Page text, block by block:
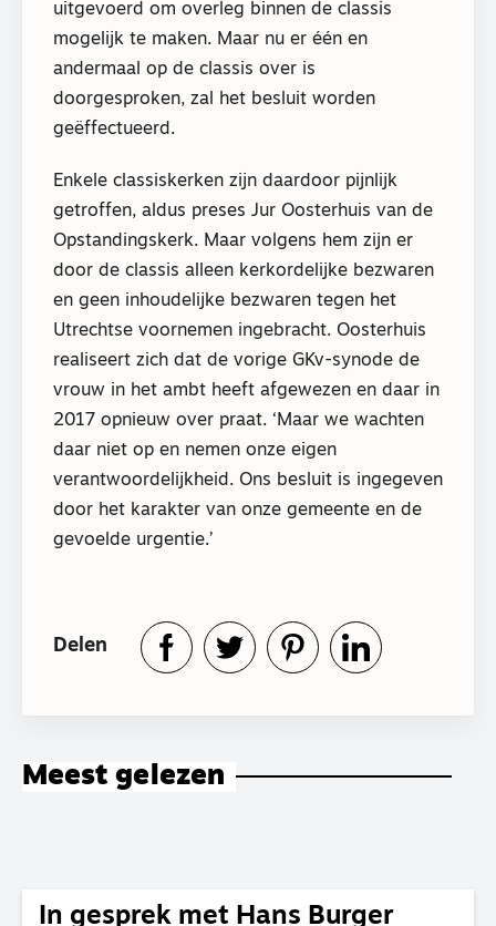
uitgevoerd om overleg binnen de classis
mogelijk te maken. Maar nu er één en
andermaal op de classis over is
doorgesproken, zal het besluit worden
geëffectueerd.
Enkele classiskerken zijn daardoor pijnlijk
getroffen, aldus preses Jur Oosterhuis van de
Opstandingskerk. Maar volgens hem zijn er
door de classis alleen kerkordelijke bezwaren
en geen inhoudelijke bezwaren tegen het
Utrechtse voornemen ingebracht. Oosterhuis
realiseert zich dat de vorige GKv-synode de
vrouw in het ambt heeft afgewezen en daar in
2017 opnieuw over praat. ‘Maar we wachten
daar niet op en nemen onze eigen
verantwoordelijkheid. Ons besluit is ingegeven
door het karakter van onze gemeente en de
gevoelde urgentie.’
Delen
Meest gelezen
In gesprek met Hans Burger